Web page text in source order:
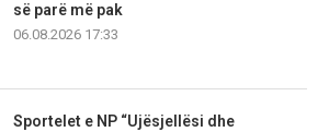
së parë më pak
06.08.2026 17:33
Sportelet e NP “Ujësjellësi dhe